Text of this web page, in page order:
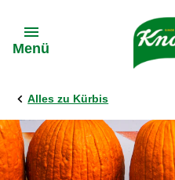
Menü
Alles zu Kürbis